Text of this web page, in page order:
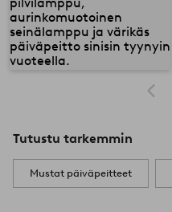
Tutustu tarkemmin
Mustat päiväpeitteet